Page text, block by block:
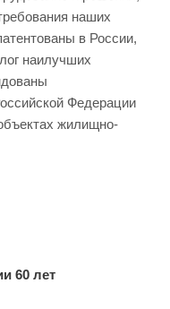
наших
в России,
наилучших
Федерации
жилищно-
60 лет